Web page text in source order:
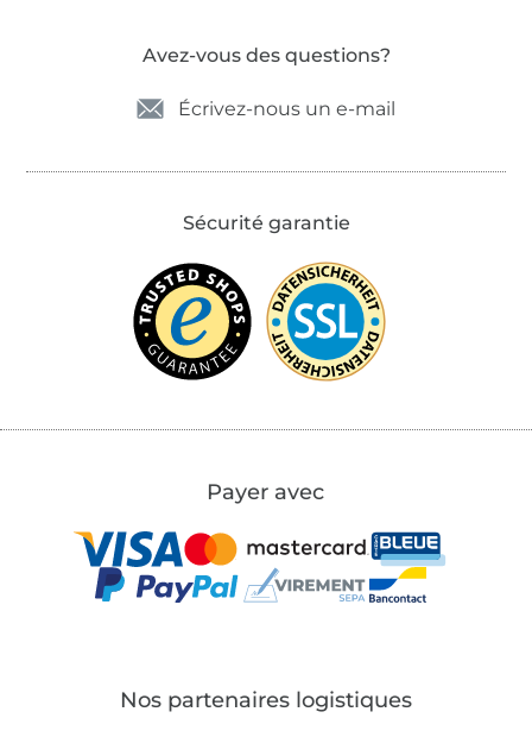
Avez-vous des questions?
Écrivez-nous un e-mail
Sécurité garantie
Payer avec
Nos partenaires logistiques